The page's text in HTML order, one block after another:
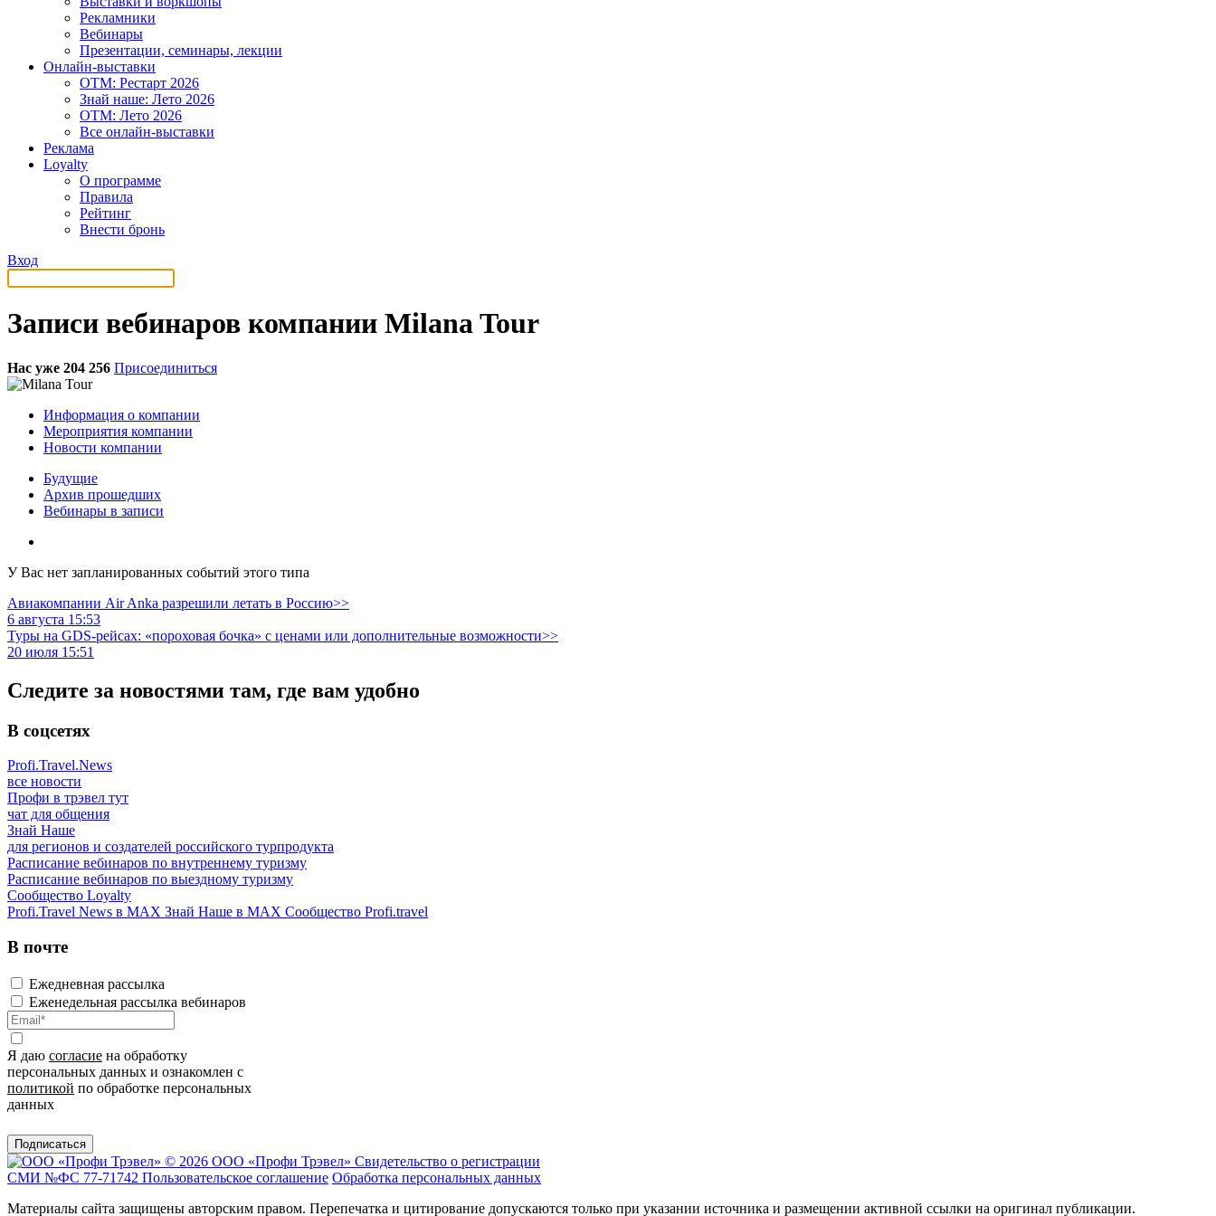
Рекламники
Вебинары
Презентации, семинары, лекции
Онлайн-выставки
OTM: Рестарт 2026
Знай наше: Лето 2026
OTM: Лето 2026
Все онлайн-выставки
Реклама
Loyalty
О программе
Правила
Рейтинг
Внести бронь
Вход
Записи вебинаров компании Milana Tour
Нас уже 204 256 Присоединиться
Информация о компании
Мероприятия компании
Новости компании
Будущие
Архив прошедших
Вебинары в записи
У Вас нет запланированных событий этого типа
Авиакомпании Air Anka разрешили летать в Россию>>
6 августа 15:53
Туры на GDS-рейсах: «пороховая бочка» с ценами или дополнительные возможности>>
20 июля 15:51
Следите за новостями там, где вам удобно
В соцсетях
Profi.Travel.News
все новости
Профи в трэвел тут
чат для общения
Знай Наше
для регионов и создателей российского турпродукта
Расписание вебинаров по внутреннему туризму
Расписание вебинаров по выездному туризму
Сообщество Loyalty
Profi.Travel News в MAX Знай Наше в MAX Сообщество Profi.travel
В почте
Ежедневная рассылка
Еженедельная рассылка вебинаров
Я даю согласие на обработку
персональных данных и ознакомлен с
политикой по обработке персональных
данных
Подписаться
© 2026 ООО «Профи Трэвeл» Свидетельство о регистрации
СМИ №ФС 77-71742 Пользовательское соглашение Обработка персональных данных
Материалы сайта защищены авторским правом. Перепечатка и цитирование допускаются только при указании источника и размещении активной ссылки на оригинал публикации.